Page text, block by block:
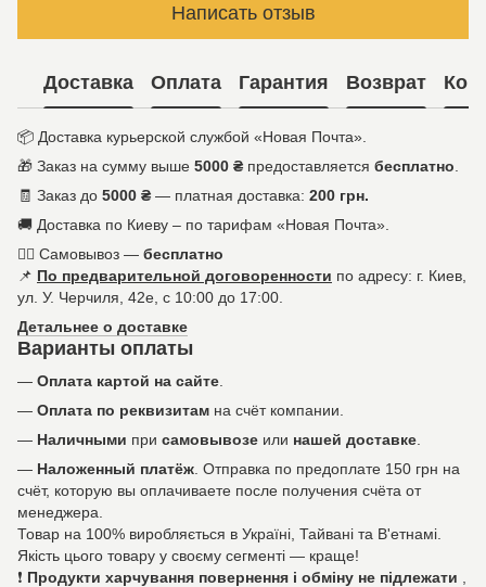
Написать отзыв
Доставка Оплата Гарантия Возврат
📦 Доставка курьерской службой «Новая Почта».
🎁 Заказ на сумму выше 5000 ₴ предоставляется бесплатно.
🧾 Заказ до 5000 ₴ — платная доставка: 200 грн.
🚚 Доставка по Киеву – по тарифам «Новая Почта».
🚶‍♀️ Самовывоз — бесплатно
📌 По предварительной договоренности по адресу: г. Киев,
ул. У. Черчиля, 42е, с 10:00 до 17:00.
Детальнее о доставке
Варианты оплаты
— Оплата картой на сайте
— Оплата по реквизитам на счёт компании.
— Наличными при самовывозе или нашей доставке
— Наложенный платёж . Отправка по предоплате 150 грн на
счёт, которую вы оплачиваете после получения счёта от
менеджера.
Товар на 100% виробляється в Україні, Тайвані та В'етнамі.
Якість цього товару у своєму сегменті — краще!
❗ Продукти харчування повернення і обміну не підлежати